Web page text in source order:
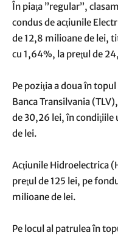
În piaţa ”regular”,
condus de acţiunile
de 12,8 milioane de lei,
cu 1,64%, la preţul de
Pe poziţia a doua în
Banca Transilvania
de 30,26 lei, în
de lei.
Acţiunile Hidroelectrica
preţul de 125 lei, pe
milioane de lei.
Pe locul al patrulea în